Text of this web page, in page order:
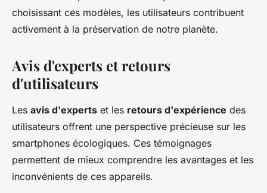
choisissant ces modèles, les utilisateurs contribuent
activement à la préservation de notre planète.
Avis d'experts et retours
d'utilisateurs
Les avis d'experts et les retours d'expérience des
utilisateurs offrent une perspective précieuse sur les
smartphones écologiques. Ces témoignages
permettent de mieux comprendre les avantages et les
inconvénients de ces appareils.